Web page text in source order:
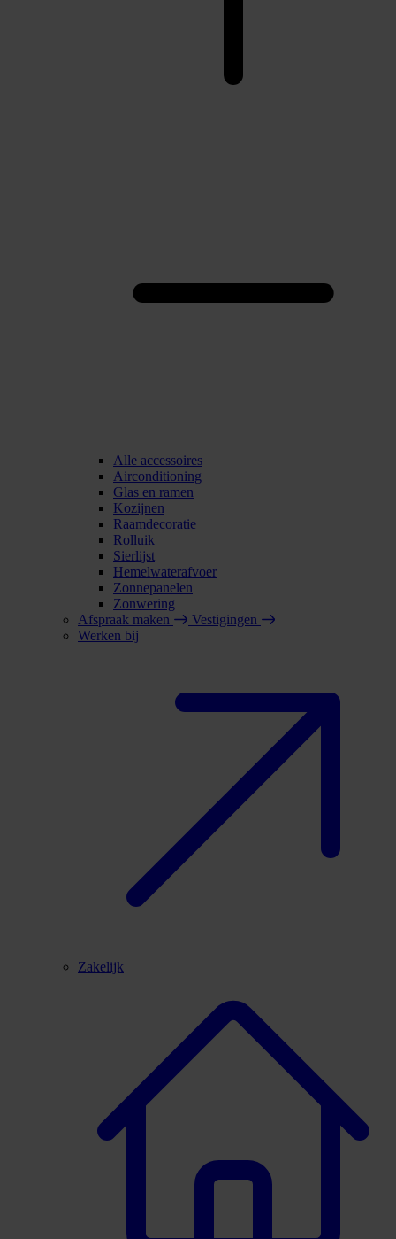
Alle accessoires
Airconditioning
Glas en ramen
Kozijnen
Raamdecoratie
Rolluik
Sierlijst
Hemelwaterafvoer
Zonnepanelen
Zonwering
Afspraak maken
Vestigingen
Werken bij
Zakelijk